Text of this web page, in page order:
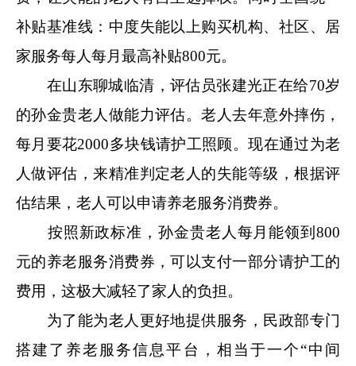
补贴基准线：中度失能以上购买机构、社区、居
家服务每人每月最高补贴800元。
在山东聊城临清，评估员张建光正在给70岁
的孙金贵老人做能力评估。老人去年意外摔伤，
每月要花2000多块钱请护工照顾。现在通过为老
人做评估，来精准判定老人的失能等级，根据评
估结果，老人可以申请养老服务消费券。
按照新政标准，孙金贵老人每月能领到800
元的养老服务消费券，可以支付一部分请护工的
费用，这极大减轻了家人的负担。
为了能为老人更好地提供服务，民政部专门
搭建了养老服务信息平台，相当于一个“中间